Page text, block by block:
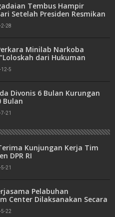
Tembus Hampir
Setelah Presiden Resmikan
28
Minilab Narkoba
dari Hukuman
Mati"
5
Divonis 6 Bulan Kurungan
Bulan
21
Kunjungan Kerja Tim
DPR RI
21
Pelabuhan
Center Dilaksanakan Secara
22